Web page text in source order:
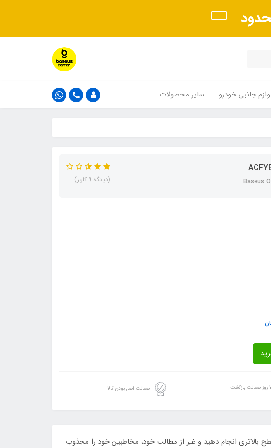
لوازم جانبی خودرو سایر محصولات
Baseus (دیدگاه 9 کاربر)
۷ روز ضمانت بازگشت ضمانت اصل بودن کالا
بالاتری انجام دهید و غیر از مطالب خود، مخاطبین خود را مجذوب